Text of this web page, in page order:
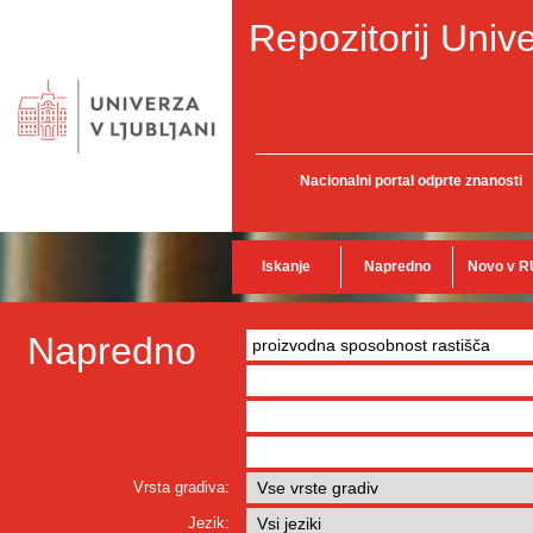
Repozitorij
Nacionalni portal odprte znanosti
Iskanje Napredno Novo v
Napredno
Vrsta gradiva:
Jezik: